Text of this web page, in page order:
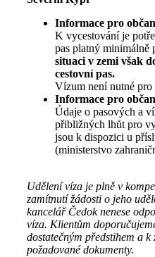
Informace pro
K vycestování je
pas platný minimálně
situaci v zemi však
cestovní pas.
Vízum není nutné
Informace pro
Údaje o pasových a
přibližných lhůt pro
jsou k dispozici u
(ministerstvo
Udělení víza je plně v
zamítnutí žádosti o jeho
kancelář Čedok nenese
víza. Klientům
dostatečným předstihem a
požadované dokumenty.